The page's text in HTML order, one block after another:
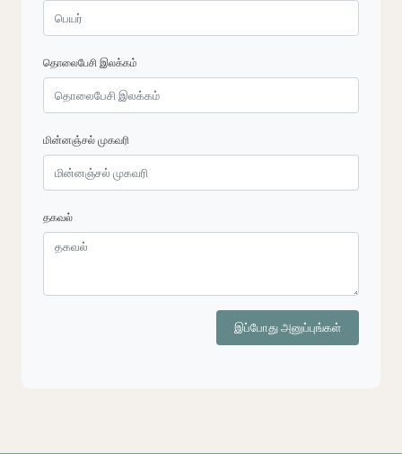
தொலைபேசி இலக்கம்
மின்னஞ்சல் முகவரி
தகவல்
இப்போது அனுப்புங்கள்